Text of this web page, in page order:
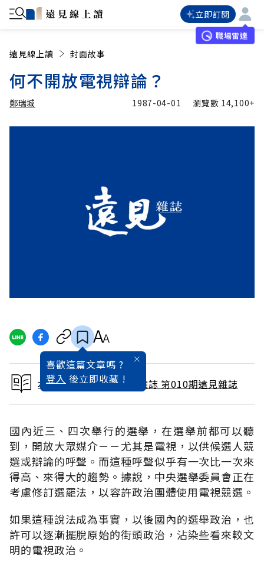
立即訂閱
職場雷達
遠見線上讀 封面故事
何不開放電視辯論？
鄭瑞城 1987-04-01 瀏覽數 14,100+
喜歡這篇文章嗎 ?
登入 後立即收藏 !
本文出自 1987 / 4月號雜誌 第010期遠見雜誌
國內近三、四次舉行的選舉，在選舉前都可以聽
到，開放大眾媒介－－尤其是電視，以供候選人競
選或辯論的呼聲。而這種呼聲似乎有一次比一次來
得高、來得大的趨勢。據說，中央選舉委員會正在
考慮修訂選罷法，以容許政治團體使用電視競選。
如果這種說法成為事實，以後國內的選舉政治，也
許可以逐漸擺脫原始的街頭政治，沾染些看來較文
明的電視政治。